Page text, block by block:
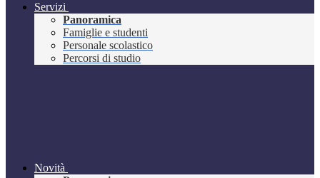
Servizi
Panoramica
Famiglie e studenti
Personale scolastico
Percorsi di studio
Novità